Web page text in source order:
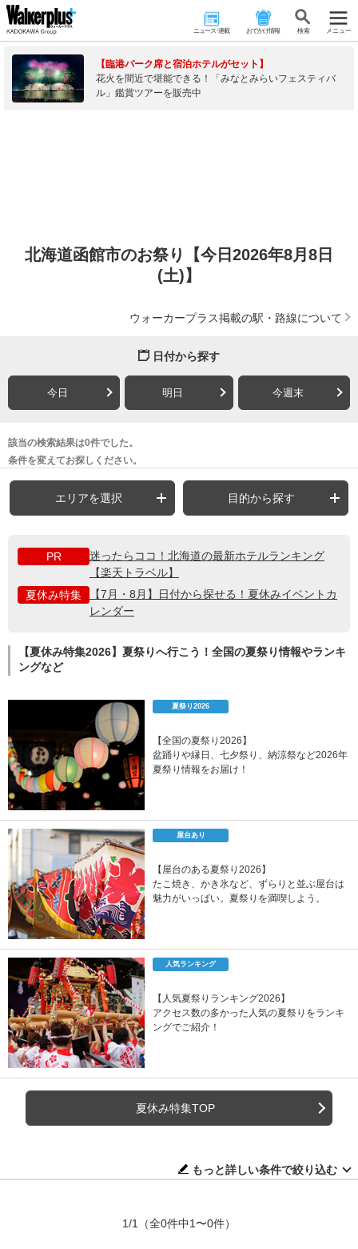
ニュース･連載 おでかけ情報 検 索 メニュー
【臨港パーク席と宿泊ホテルがセット】
花火を間近で堪能できる！「みなとみらいフェスティバ
ル」鑑賞ツアーを販売中
北海道函館市のお祭り【今日2026年8月8日
(土)】
ウォーカープラス掲載の駅・路線について
日付から探す
今日 明日 今週末
該当の検索結果は0件でした。
条件を変えてお探しください。
エリアを選択 目的から探す
PR
迷ったらココ！北海道の最新ホテルランキング
【楽天トラベル】
夏休み特集
【7月・8月】日付から探せる！夏休みイベントカ
レンダー
【夏休み特集2026】夏祭りへ行こう！全国の夏祭り情報やランキ
ングなど
夏祭り2026
【全国の夏祭り2026】
盆踊りや縁日、七夕祭り、納涼祭など2026年
夏祭り情報をお届け！
屋台あり
【屋台のある夏祭り2026】
たこ焼き、かき氷など、ずらりと並ぶ屋台は
魅力がいっぱい。夏祭りを満喫しよう。
人気ランキング
【人気夏祭りランキング2026】
アクセス数の多かった人気の夏祭りをランキ
ングでご紹介！
夏休み特集TOP
もっと詳しい条件で絞り込む
1/1 （全0件中1〜0件）